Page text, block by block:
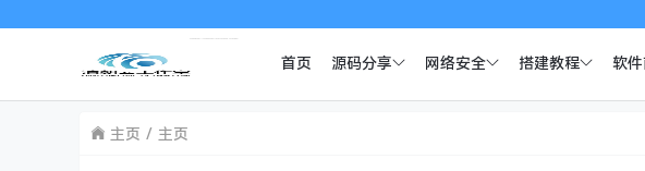
首页 源码分享 网络安全 搭建教程 软
主页 主页